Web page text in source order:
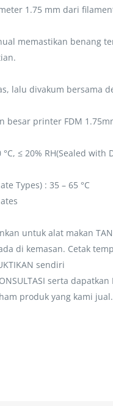
1.75 mm dari
memastikan benang
lalu divakum bersama
besar printer FDM
≤ 20% RH(Sealed with
Types) : 35 – 65 °C
untuk alat makan
di kemasan. Cetak
sendiri
serta
produk yang kami jual.